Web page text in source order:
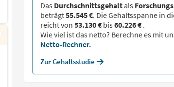
Das Durchschnittsgehaltals
beträgt55.545 €. Die Gehaltsspanne in
reicht von 53.130 €bis60.226 € .
Wie viel ist das netto? Berechne es mit
Netto-Rechner.
Zur Gehaltsstudie